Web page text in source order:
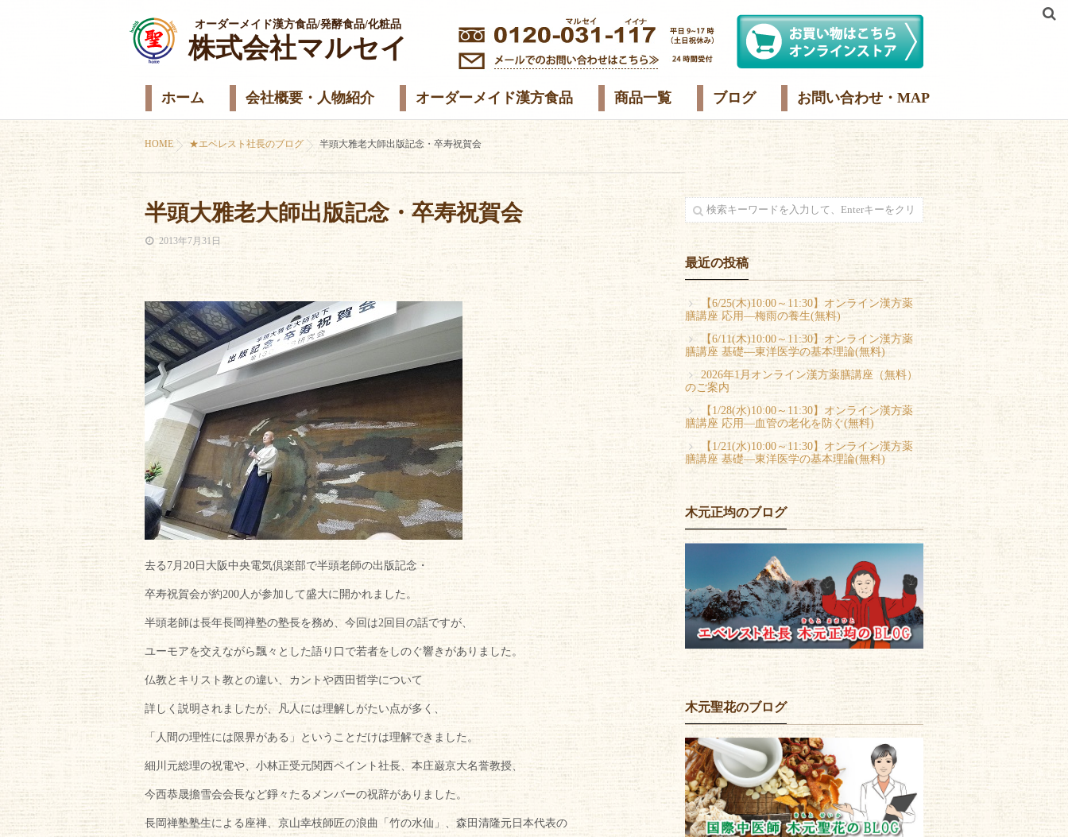
オーダーメイド漢方食品/発酵食品/化粧品
株式会社マルセイ
ホーム 会社概要・人物紹介 オーダーメイド漢方食品 商品一覧 ブログ お問い合わせ・MAP
HOME ★エベレスト社長のブログ 半頭大雅老大師出版記念・卒寿祝賀会
半頭大雅老大師出版記念・卒寿祝賀会
2013年7月31日
去る7月20日大阪中央電気倶楽部で半頭老師の出版記念・
卒寿祝賀会が約200人が参加して盛大に開かれました。
半頭老師は長年長岡禅塾の塾長を務め、今回は2回目の話ですが、
ユーモアを交えながら飄々とした語り口で若者をしのぐ響きがありました。
仏教とキリスト教との違い、カントや西田哲学について
詳しく説明されましたが、凡人には理解しがたい点が多く、
「人間の理性には限界がある」ということだけは理解できました。
細川元総理の祝電や、小林正受元関西ペイント社長、本庄巌京大名誉教授、
今西恭晟擔雪会会長など錚々たるメンバーの祝辞がありました。
長岡禅塾塾生による座禅、京山幸枝師匠の浪曲「竹の水仙」、森田清隆元日本代表の
最近の投稿
【6/25(木)10:00～11:30】オンライン漢方薬
膳講座 応用―梅雨の養生(無料)
【6/11(木)10:00～11:30】オンライン漢方薬
膳講座 基礎―東洋医学の基本理論(無料)
2026年1月オンライン漢方薬膳講座（無料）
のご案内
【1/28(水)10:00～11:30】オンライン漢方薬
膳講座 応用―血管の老化を防ぐ(無料)
【1/21(水)10:00～11:30】オンライン漢方薬
膳講座 基礎―東洋医学の基本理論(無料)
木元正均のブログ
木元聖花のブログ